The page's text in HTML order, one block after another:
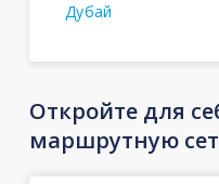
Дубай
Откройте для
маршрутную